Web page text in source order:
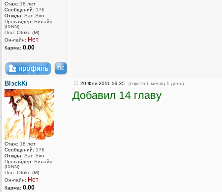
Стаж: 18 лет
Сообщений: 176
Откуда: San Siro
Провайдер: Билайн
(IXNN)
Пол: Otoko (M)
Он-лайн: Нет
Карма: 0.00
BlэckKi
Стаж: 18 лет
Сообщений: 176
Откуда: San Siro
Провайдер: Билайн
(IXNN)
Пол: Otoko (M)
Он-лайн: Нет
Карма: 0.00
20-Фев-2011 16:35 (спустя 1 месяц 1 день)
Добавил 14 главу